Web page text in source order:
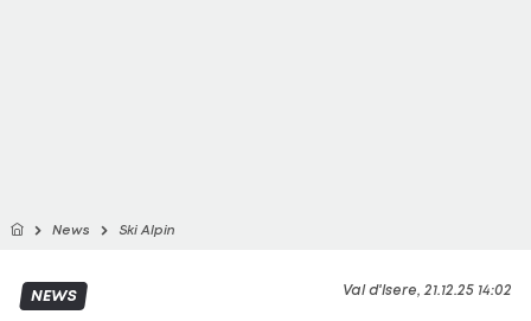
News Ski Alpin
Val d'Isere, 21.12.25 14:02
NEWS